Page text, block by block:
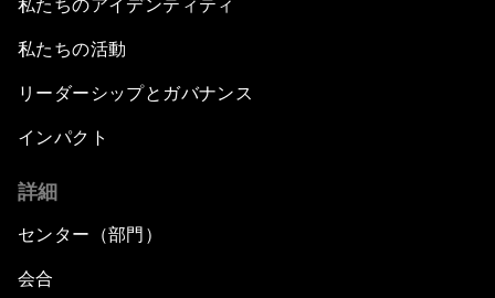
私たちのアイデンティティ
私たちの活動
リーダーシップとガバナンス
インパクト
詳細
センター（部門）
会合